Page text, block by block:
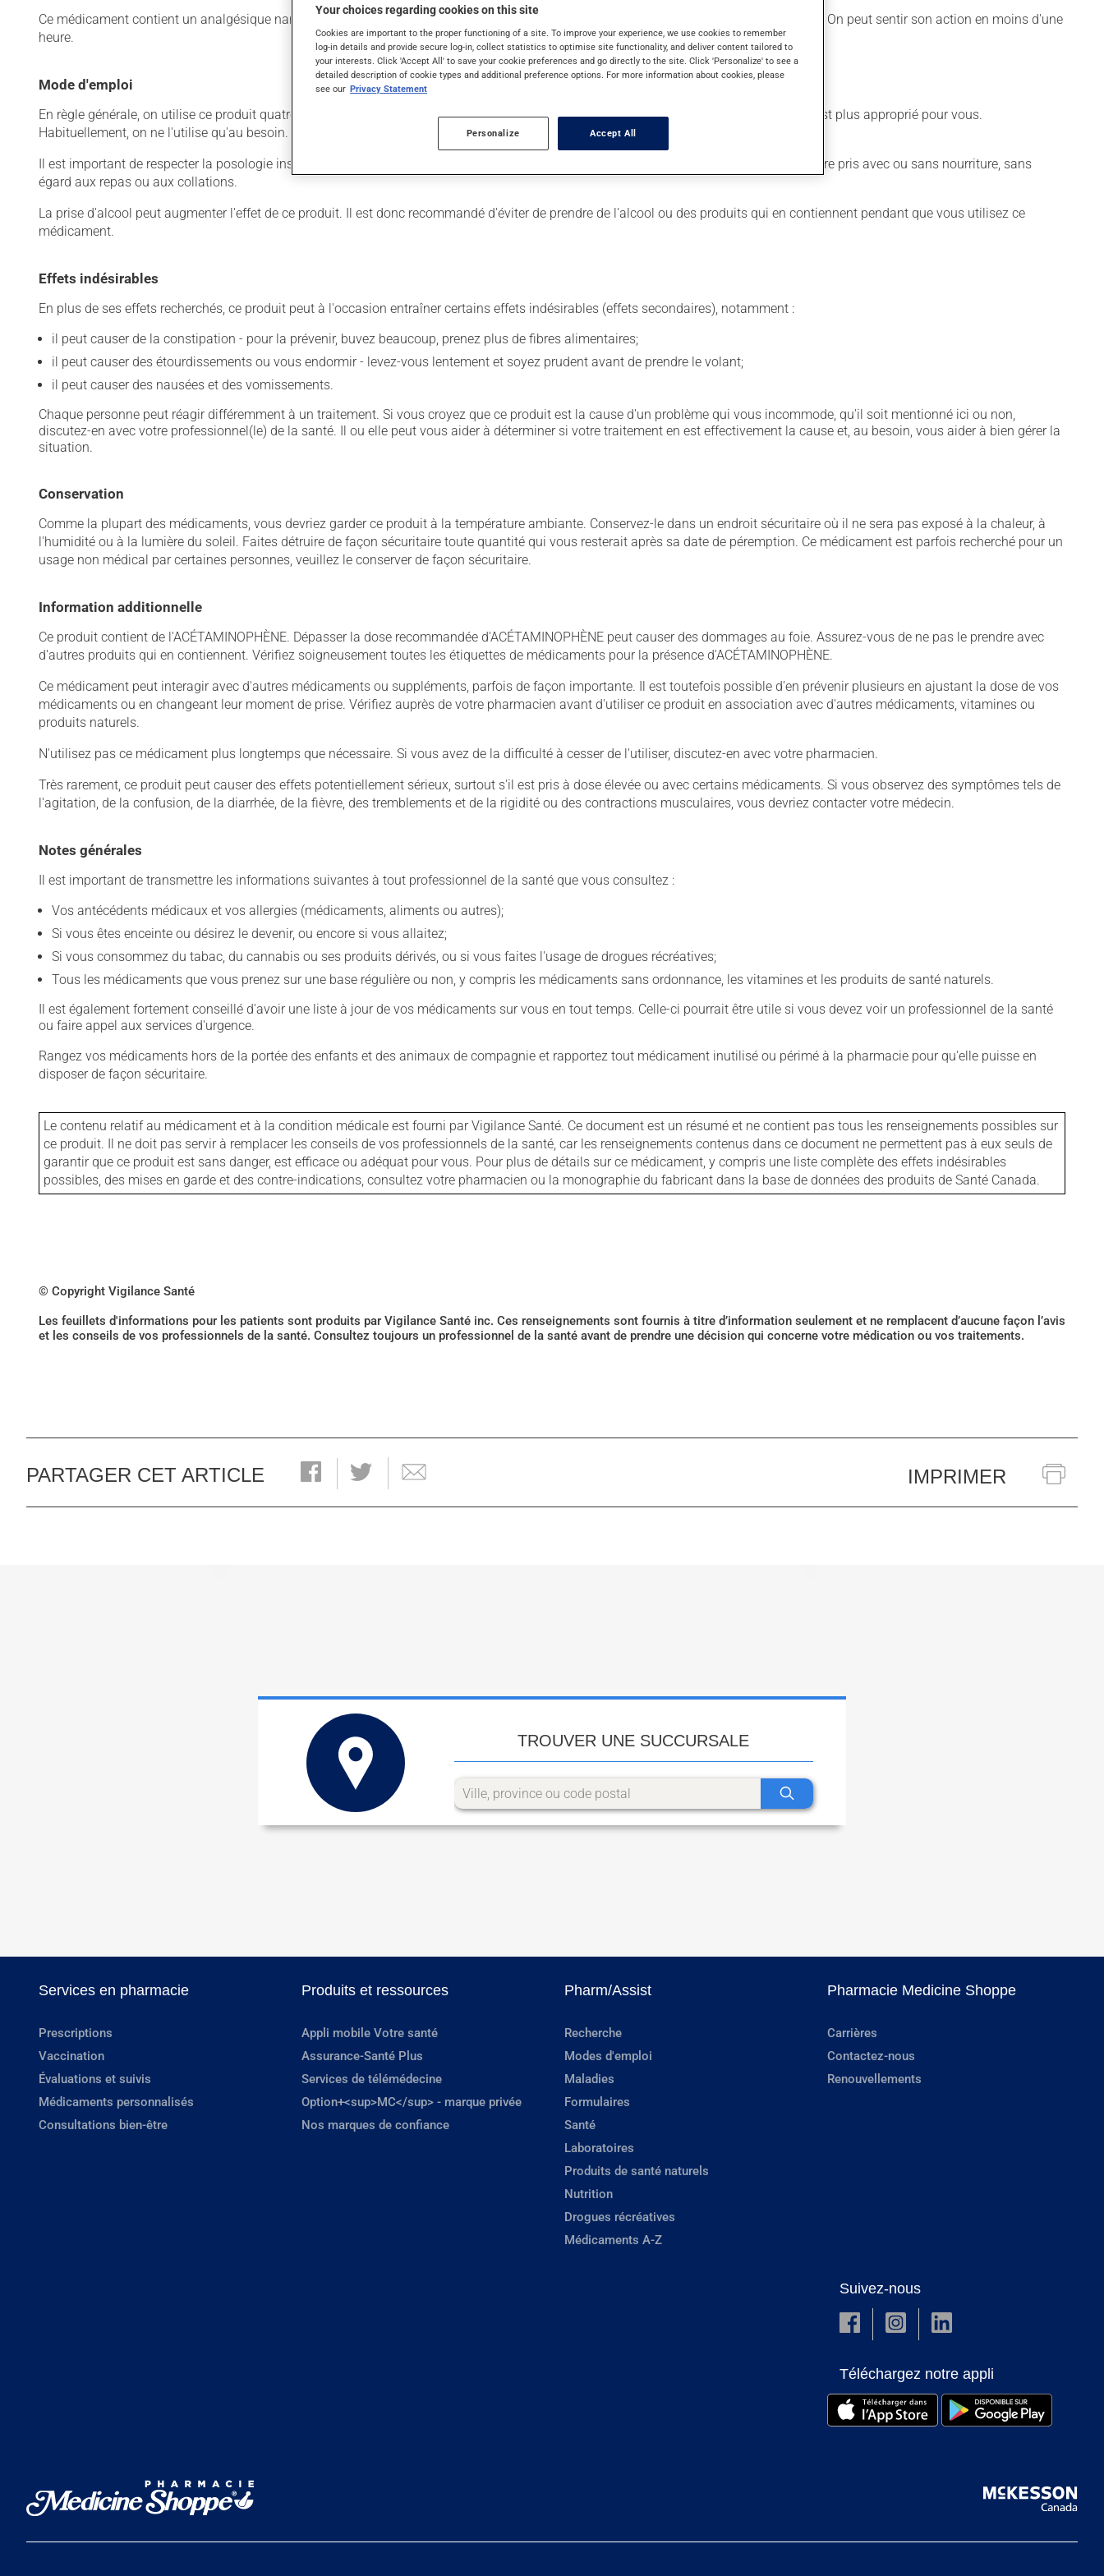
Ce médicament contient un analgésique narcotique et un relaxant musculaire. Habituellement, on l'utilise pour les douleurs musculaires. On peut sentir son action en moins d'une
heure.
Mode d'emploi
En règle générale, on utilise ce produit quatre fois par jour. Il est possible que votre pharmacien vous ait indiqué un horaire différent qui est plus approprié pour vous.
Habituellement, on ne l'utilise qu'au besoin.
Il est important de respecter la posologie inscrite sur l'étiquette. N'en utilisez pas plus, ni plus souvent qu'indiqué. Ce médicament peut être pris avec ou sans nourriture, sans
égard aux repas ou aux collations.
La prise d'alcool peut augmenter l'effet de ce produit. Il est donc recommandé d'éviter de prendre de l'alcool ou des produits qui en contiennent pendant que vous utilisez ce
médicament.
Effets indésirables
En plus de ses effets recherchés, ce produit peut à l'occasion entraîner certains effets indésirables (effets secondaires), notamment :
il peut causer de la constipation - pour la prévenir, buvez beaucoup, prenez plus de fibres alimentaires;
il peut causer des étourdissements ou vous endormir - levez-vous lentement et soyez prudent avant de prendre le volant;
il peut causer des nausées et des vomissements.
Chaque personne peut réagir différemment à un traitement. Si vous croyez que ce produit est la cause d'un problème qui vous incommode, qu'il soit mentionné ici ou non,
discutez-en avec votre professionnel(le) de la santé. Il ou elle peut vous aider à déterminer si votre traitement en est effectivement la cause et, au besoin, vous aider à bien gérer la
situation.
Conservation
Comme la plupart des médicaments, vous devriez garder ce produit à la température ambiante. Conservez-le dans un endroit sécuritaire où il ne sera pas exposé à la chaleur, à
l'humidité ou à la lumière du soleil. Faites détruire de façon sécuritaire toute quantité qui vous resterait après sa date de péremption. Ce médicament est parfois recherché pour un
usage non médical par certaines personnes, veuillez le conserver de façon sécuritaire.
Information additionnelle
Ce produit contient de l'ACÉTAMINOPHÈNE. Dépasser la dose recommandée d'ACÉTAMINOPHÈNE peut causer des dommages au foie. Assurez-vous de ne pas le prendre avec
d'autres produits qui en contiennent. Vérifiez soigneusement toutes les étiquettes de médicaments pour la présence d'ACÉTAMINOPHÈNE.
Ce médicament peut interagir avec d'autres médicaments ou suppléments, parfois de façon importante. Il est toutefois possible d'en prévenir plusieurs en ajustant la dose de vos
médicaments ou en changeant leur moment de prise. Vérifiez auprès de votre pharmacien avant d'utiliser ce produit en association avec d'autres médicaments, vitamines ou
produits naturels.
N'utilisez pas ce médicament plus longtemps que nécessaire. Si vous avez de la difficulté à cesser de l'utiliser, discutez-en avec votre pharmacien.
Très rarement, ce produit peut causer des effets potentiellement sérieux, surtout s'il est pris à dose élevée ou avec certains médicaments. Si vous observez des symptômes tels de
l'agitation, de la confusion, de la diarrhée, de la fièvre, des tremblements et de la rigidité ou des contractions musculaires, vous devriez contacter votre médecin.
Notes générales
Il est important de transmettre les informations suivantes à tout professionnel de la santé que vous consultez :
Vos antécédents médicaux et vos allergies (médicaments, aliments ou autres);
Si vous êtes enceinte ou désirez le devenir, ou encore si vous allaitez;
Si vous consommez du tabac, du cannabis ou ses produits dérivés, ou si vous faites l'usage de drogues récréatives;
Tous les médicaments que vous prenez sur une base régulière ou non, y compris les médicaments sans ordonnance, les vitamines et les produits de santé naturels.
Il est également fortement conseillé d'avoir une liste à jour de vos médicaments sur vous en tout temps. Celle-ci pourrait être utile si vous devez voir un professionnel de la santé
ou faire appel aux services d'urgence.
Rangez vos médicaments hors de la portée des enfants et des animaux de compagnie et rapportez tout médicament inutilisé ou périmé à la pharmacie pour qu'elle puisse en
disposer de façon sécuritaire.
Le contenu relatif au médicament et à la condition médicale est fourni par Vigilance Santé. Ce document est un résumé et ne contient pas tous les renseignements possibles sur
ce produit. Il ne doit pas servir à remplacer les conseils de vos professionnels de la santé, car les renseignements contenus dans ce document ne permettent pas à eux seuls de
garantir que ce produit est sans danger, est efficace ou adéquat pour vous. Pour plus de détails sur ce médicament, y compris une liste complète des effets indésirables
possibles, des mises en garde et des contre-indications, consultez votre pharmacien ou la monographie du fabricant dans la base de données des produits de Santé Canada.
© Copyright Vigilance Santé
Les feuillets d'informations pour les patients sont produits par Vigilance Santé inc. Ces renseignements sont fournis à titre d’information seulement et ne remplacent d’aucune façon l’avis
et les conseils de vos professionnels de la santé. Consultez toujours un professionnel de la santé avant de prendre une décision qui concerne votre médication ou vos traitements.
PARTAGER CET ARTICLE IMPRIMER
TROUVER UNE SUCCURSALE
Services en pharmacie
Prescriptions
Vaccination
Évaluations et suivis
Médicaments personnalisés
Consultations bien-être
Produits et ressources
Appli mobile Votre santé
Assurance-Santé Plus
Services de télémédecine
Option+<sup>MC</sup> - marque privée
Nos marques de confiance
Pharm/Assist
Recherche
Modes d'emploi
Maladies
Formulaires
Santé
Laboratoires
Produits de santé naturels
Nutrition
Drogues récréatives
Médicaments A-Z
Pharmacie Medicine Shoppe
Carrières
Contactez-nous
Renouvellements
Suivez-nous
Téléchargez notre appli
Your choices regarding cookies on this site
Cookies are important to the proper functioning of a site. To improve your experience, we use cookies to remember
log-in details and provide secure log-in, collect statistics to optimise site functionality, and deliver content tailored to
your interests. Click 'Accept All' to save your cookie preferences and go directly to the site. Click 'Personalize' to see a
detailed description of cookie types and additional preference options. For more information about cookies, please
see our Privacy Statement
Personalize Accept All